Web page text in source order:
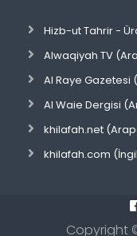
Hizb-ut Tahrir -
Alwaqiyah TV
Al Raye Gazetesi
Al Waie Dergisi
khilafah.net
khilafah.com
Copyright